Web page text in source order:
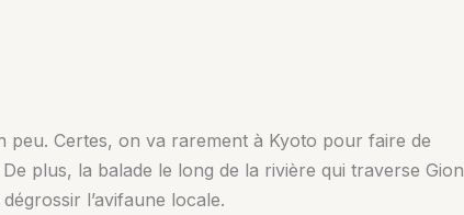
peu. Certes, on va rarement à Kyoto pour faire de
plus, la balade le long de la rivière qui traverse Gion
l’avifaune locale.